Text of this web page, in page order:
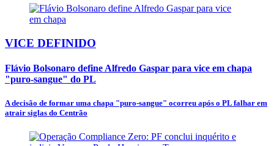
VICE DEFINIDO
Flávio Bolsonaro define Alfredo Gaspar para vice em chapa
"puro-sangue" do PL
A decisão de formar uma chapa "puro-sangue" ocorreu após o PL falhar em
atrair siglas do Centrão